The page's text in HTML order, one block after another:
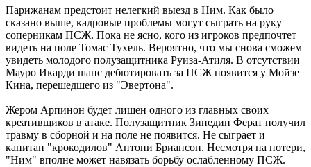
Парижанам предстоит нелегкий выезд в Ним. Как было
сказано выше, кадровые проблемы могут сыграть на руку
соперникам ПСЖ. Пока не ясно, кого из игроков предпочтет
видеть на поле Томас Тухель. Вероятно, что мы снова сможем
увидеть молодого полузащитника Руиза-Атиля. В отсутствии
Мауро Икарди шанс дебютировать за ПСЖ появится у Мойзе
Кина, перешедшего из "Эвертона".
Жером Арпинон будет лишен одного из главных своих
креативщиков в атаке. Полузащитник Зинедин Ферат получил
травму в сборной и на поле не появится. Не сыграет и
капитан "крокодилов" Антони Бриансон. Несмотря на потери,
"Ним" вполне может навязать борьбу ослабленному ПСЖ.